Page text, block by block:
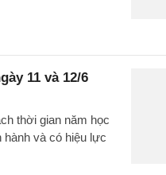
11 và 12/6
thời gian năm học
hành và có hiệu lực